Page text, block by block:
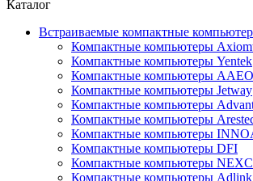
Каталог
Встраиваемые компактные
Компактные компьютеры
Компактные компьютеры Yentek
Компактные компьютеры
Компактные компьютеры Jetway
Компактные компьютеры
Компактные компьютеры
Компактные компьютеры
Компактные компьютеры DFI
Компактные компьютеры
Компактные компьютеры Adlink